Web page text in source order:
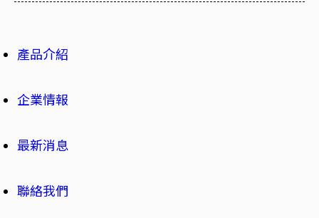
產品介紹
企業情報
最新消息
聯絡我們